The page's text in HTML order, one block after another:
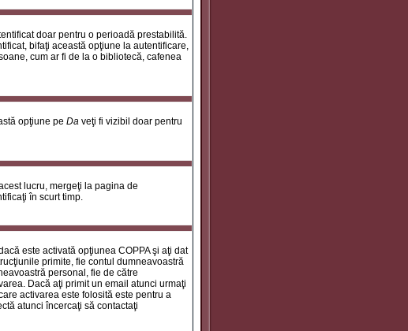
doar pentru o perioadă prestabilită.
bifaţi această opţiune la autentificare,
cum ar fi de la o bibliotecă, cafenea
opţiune pe Da veţi fi vizibil doar pentru
lucru, mergeţi la pagina de
în scurt timp.
este activată opţiunea COPPA şi aţi dat
primite, fie contul dumneavoastră
personal, fie de către
Dacă aţi primit un email atunci urmaţi
activarea este folosită este pentru a
atunci încercaţi să contactaţi